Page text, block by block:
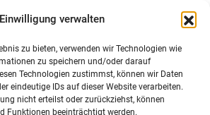
Einwilligung verwalten
zu bieten, verwenden wir Technologien wie
zu speichern und/oder darauf
Technologien zustimmst, können wir Daten
eindeutige IDs auf dieser Website verarbeiten.
nicht erteilst oder zurückziehst, können
Funktionen beeinträchtigt werden.